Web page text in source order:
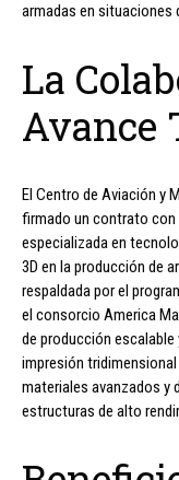
armadas en situaciones
La
Avance
El Centro de Aviación y
firmado un contrato
especializada en
3D en la producción de
respaldada por el
el consorcio America
de producción
impresión
materiales avanzados y
estructuras de alto